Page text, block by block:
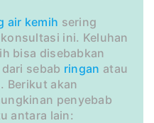
air kemih sering
ini. Keluhan
bisa disebabkan
sebab ringan atau
Berikut akan
penyebab
antara lain: